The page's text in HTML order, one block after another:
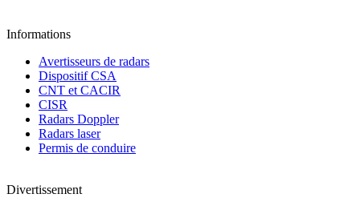
Informations
Avertisseurs de radars
Dispositif CSA
CNT et CACIR
CISR
Radars Doppler
Radars laser
Permis de conduire
Divertissement